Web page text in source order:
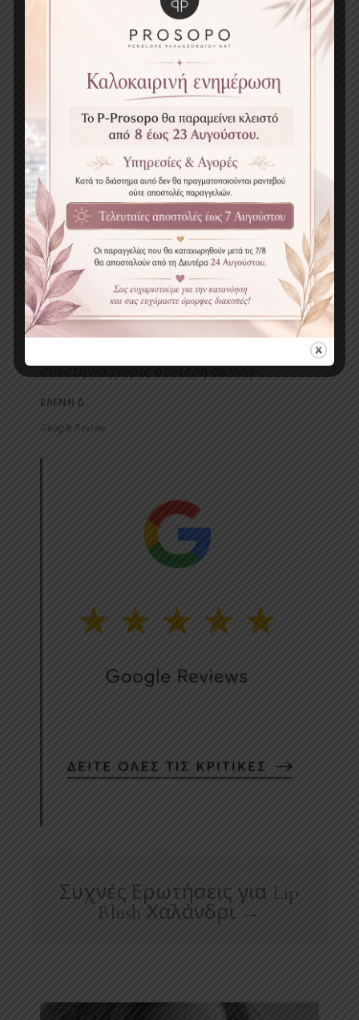
«Εξαιρετική επαγγελματίας! Με
βοήθησε να επιλέξω την ιδανική
απόχρωση και το αποτέλεσμα είναι
ακριβώς όπως το ήθελα.»
ΖΩΗ Ρ.
Google Review
⭐⭐⭐⭐⭐
«Το καλύτερο Lip Blush που έχω
κάνει. Φυσικό χρώμα, όμορφο
συνστήνω χωρίς δεύτερη σκέψη»
ΕΛΕΝΗ Δ.
Google Review
Συχνές Ερωτήσεις για Lip
Blush Χαλάνδρι →